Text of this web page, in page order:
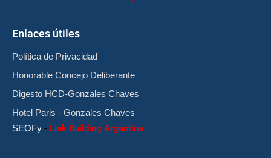
Enlaces útiles
Política de Privacidad
Honorable Concejo Deliberante
Digesto HCD-Gonzales Chaves
Hotel Paris - Gonzales Chaves
SEOFy - Link Building Argentina